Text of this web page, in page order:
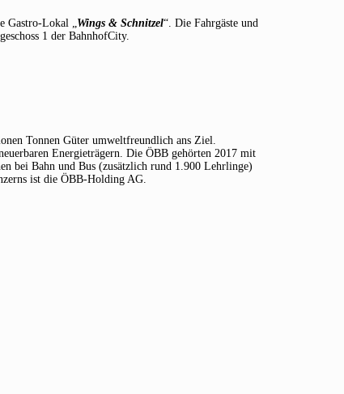
Gastro-Lokal „Wings & Schnitzel“. Die Fahrgäste und
1 der BahnhofCity.
Tonnen Güter umweltfreundlich ans Ziel.
Energieträgern. Die ÖBB gehörten 2017 mit
bei Bahn und Bus (zusätzlich rund 1.900 Lehrlinge)
ist die ÖBB-Holding AG.